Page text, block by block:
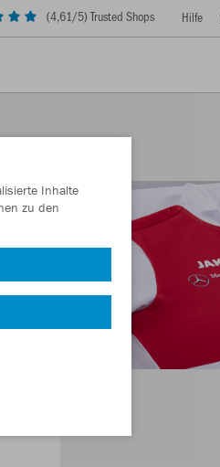
(4,61/5) Trusted Shops Hilfe
Inhalte
zu den